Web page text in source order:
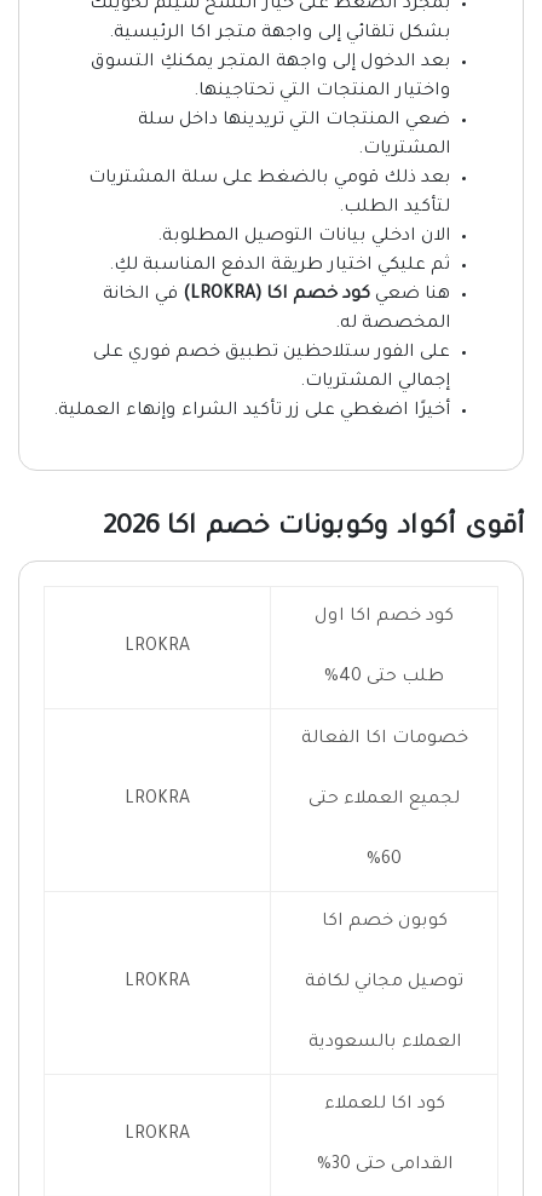
بمجرد الضغط على خيار النسخ سيتم تحويلك
بشكل تلقائي إلى واجهة متجر اكا الرئيسية.
بعد الدخول إلى واجهة المتجر يمكنكِ التسوق
واختيار المنتجات التي تحتاجينها.
ضعي المنتجات التي تريدينها داخل سلة
المشتريات.
بعد ذلك قومي بالضغط على سلة المشتريات
لتأكيد الطلب.
الان ادخلي بيانات التوصيل المطلوبة.
ثم عليكي اختيار طريقة الدفع المناسبة لكِ.
هنا ضعي كود خصم اكا (LROKRA)
في الخانة
المخصصة له.
على الفور ستلاحظين تطبيق خصم فوري على
إجمالي المشتريات.
أخيرًا اضغطي على زر تأكيد الشراء وإنهاء العملية.
أقوى أكواد وكوبونات خصم اكا 2026
كود خصم اكا اول
طلب حتى 40%
LROKRA
خصومات اكا الفعالة
لجميع العملاء حتى
60%
LROKRA
كوبون خصم اكا
توصيل مجاني لكافة
العملاء بالسعودية
LROKRA
كود اكا للعملاء
القدامى حتى 30%
LROKRA